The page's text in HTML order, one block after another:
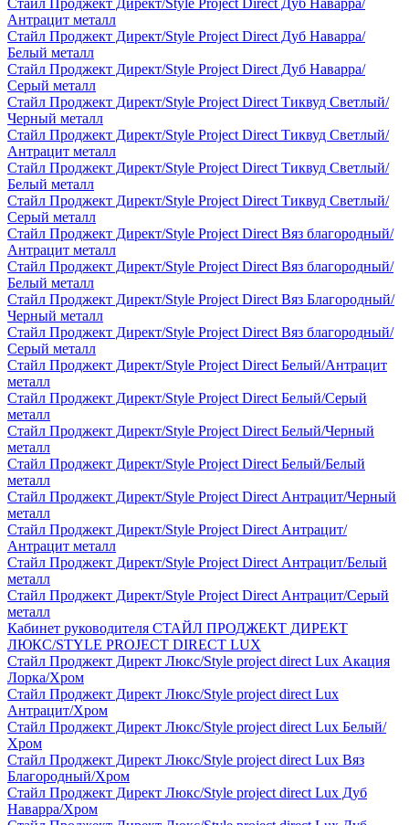
Стайл Проджект Директ/Style Project Direct Дуб Наварра/
Антрацит металл
Стайл Проджект Директ/Style Project Direct Дуб Наварра/
Белый металл
Стайл Проджект Директ/Style Project Direct Дуб Наварра/
Серый металл
Стайл Проджект Директ/Style Project Direct Тиквуд Светлый/
Черный металл
Стайл Проджект Директ/Style Project Direct Тиквуд Светлый/
Антрацит металл
Стайл Проджект Директ/Style Project Direct Тиквуд Светлый/
Белый металл
Стайл Проджект Директ/Style Project Direct Тиквуд Светлый/
Серый металл
Стайл Проджект Директ/Style Project Direct Вяз благородный/
Антрацит металл
Стайл Проджект Директ/Style Project Direct Вяз благородный/
Белый металл
Стайл Проджект Директ/Style Project Direct Вяз Благородный/
Черный металл
Стайл Проджект Директ/Style Project Direct Вяз благородный/
Серый металл
Стайл Проджект Директ/Style Project Direct Белый/Антрацит
металл
Стайл Проджект Директ/Style Project Direct Белый/Серый
металл
Стайл Проджект Директ/Style Project Direct Белый/Черный
металл
Стайл Проджект Директ/Style Project Direct Белый/Белый
металл
Стайл Проджект Директ/Style Project Direct Антрацит/Черный
металл
Стайл Проджект Директ/Style Project Direct Антрацит/
Антрацит металл
Стайл Проджект Директ/Style Project Direct Антрацит/Белый
металл
Стайл Проджект Директ/Style Project Direct Антрацит/Серый
металл
Кабинет руководителя СТАЙЛ ПРОДЖЕКТ ДИРЕКТ
ЛЮКС/STYLE PROJECT DIRECT LUX
Стайл Проджект Директ Люкс/Style project direct Lux Акация
Лорка/Хром
Стайл Проджект Директ Люкс/Style project direct Lux
Антрацит/Хром
Стайл Проджект Директ Люкс/Style project direct Lux Белый/
Хром
Стайл Проджект Директ Люкс/Style project direct Lux Вяз
Благородный/Хром
Стайл Проджект Директ Люкс/Style project direct Lux Дуб
Наварра/Хром